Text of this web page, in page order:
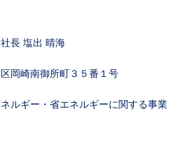
長 塩出 晴海
岡崎南御所町３５番１号
ルギー・省エネルギーに関する事業等